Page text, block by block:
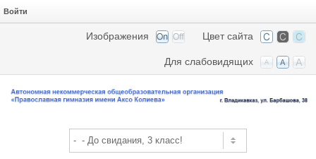
Войти
Цвет сайта
Изображения
Для слабовидящих